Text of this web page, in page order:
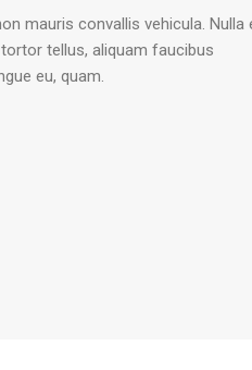
mauris convallis vehicula. Nulla
tellus, aliquam faucibus
eu, quam.